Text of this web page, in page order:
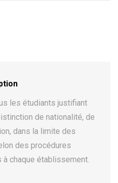
les étudiants justifiant
de nationalité, de
dans la limite des
des procédures
chaque établissement.